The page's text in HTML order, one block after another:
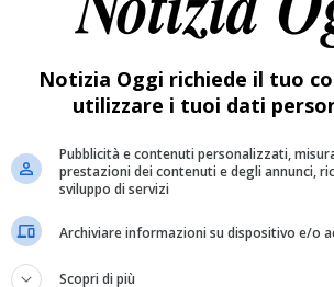
Notizia Oggi richiede il tuo
utilizzare i tuoi dati
Pubblicità e contenuti personalizzati,
prestazioni dei contenuti e degli annunci,
sviluppo di servizi
Archiviare informazioni su dispositivo e/o
Scopri di più